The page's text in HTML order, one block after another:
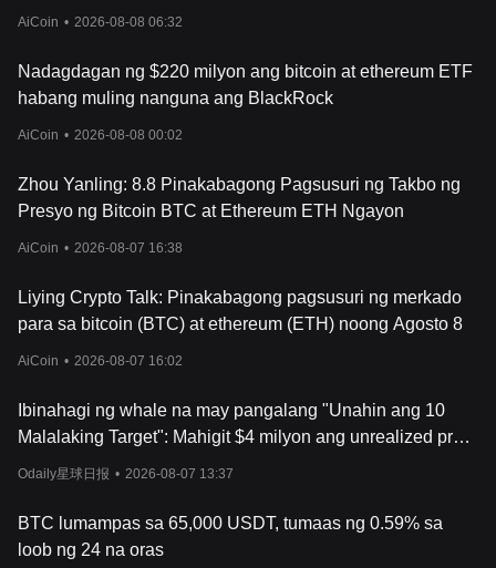
2020–2021 – Bitcoin investment
●Ang Institutional investment sa Bitcoin ay lumago, kasama ang
mga kumpanyang tulad ng Tesla at MicroStrategy na bumibili ng
malalaking halaga ng BTC. Pumalo ang Bitcoin sa $69,000 noong
Nobyembre 2021.
●Noong 2023, Ordinals—non-fungible tokens (NFTs)—ay opisyal
●Ang Bitcoin ay patuloy na nahaharap sa mga hamon tulad ng
blockchain, at mga alalahanin sa kapaligiran dahil sa proseso ng
pagmimina nito na masinsinan sa enerhiya. Sa kabila ng volatility,
ng market capitalization.
How does Bitcoin work?
Binibigyang-daan ng Bitcoin ang mga indibidwal na magpadala at
bangko o tagapamagitan. Gumagana ito sa teknolohiyang
malinaw na nagtatala ng lahat ng mga transaksyon. Ang
blockchain ay pinapanatili ng isang network ng mga computer
(node) na ipinamamahagi sa buong mundo, na pumipigil sa
AiCoin • 2026-08-08 06:32
Nadagdagan ng $220 milyon ang bitcoin at ethereum ETF
habang muling nanguna ang BlackRock
AiCoin • 2026-08-08 00:02
Zhou Yanling: 8.8 Pinakabagong Pagsusuri ng Takbo ng
Presyo ng Bitcoin BTC at Ethereum ETH Ngayon
AiCoin • 2026-08-07 16:38
Liying Crypto Talk: Pinakabagong pagsusuri ng merkado
para sa bitcoin (BTC) at ethereum (ETH) noong Agosto 8
AiCoin • 2026-08-07 16:02
Ibinahagi ng whale na may pangalang "Unahin ang 10
Malalaking Target": Mahigit $4 milyon ang unrealized profit
mula sa long position sa bitcoin
Odaily星球日报 • 2026-08-07 13:37
BTC lumampas sa 65,000 USDT, tumaas ng 0.59% sa
loob ng 24 na oras